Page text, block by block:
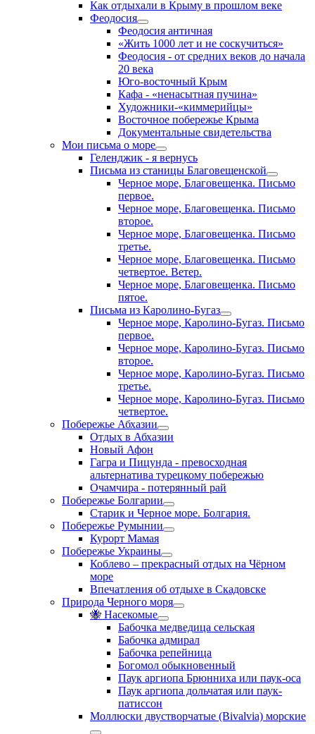
Как отдыхали в Крыму в прошлом веке
Феодосия
Феодосия античная
«Жить 1000 лет и не соскучиться»
Феодосия - от средних веков до начала
20 века
Юго-восточный Крым
Кафа - «ненасытная пучина»
Художники-«киммерийцы»
Восточное побережье Крыма
Документальные свидетельства
Мои письма о море
Геленджик - я вернусь
Письма из станицы Благовещенской
Черное море, Благовещенка. Письмо
первое.
Черное море, Благовещенка. Письмо
второе.
Черное море, Благовещенка. Письмо
третье.
Черное море, Благовещенка. Письмо
четвертое. Ветер.
Черное море, Благовещенка. Письмо
пятое.
Письма из Каролино-Бугаз
Черное море, Каролино-Бугаз. Письмо
первое.
Черное море, Каролино-Бугаз. Письмо
второе.
Черное море, Каролино-Бугаз. Письмо
третье.
Черное море, Каролино-Бугаз. Письмо
четвертое.
Побережье Абхазии
Отдых в Абхазии
Новый Афон
Гагра и Пицунда - превосходная
альтернатива турецкому побережью
Очамчира - потерянный рай
Побережье Болгарии
Старик и Черное море. Болгария.
Побережье Румынии
Курорт Мамая
Побережье Украины
Коблево – прекрасный отдых на Чёрном
море
Впечатления об отдыхе в Скадовске
Природа Черного моря
🐝 Насекомые
Бабочка медведица сельская
Бабочка адмирал
Бабочка репейница
Богомол обыкновенный
Паук аргиопа Брюнниха или паук-оса
Паук аргиопа дольчатая или паук-
патиссон
Моллюски двустворчатые (Bivalvia) морские